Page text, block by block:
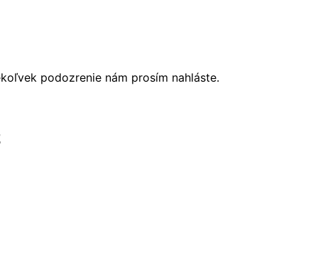
podozrenie nám prosím nahláste.